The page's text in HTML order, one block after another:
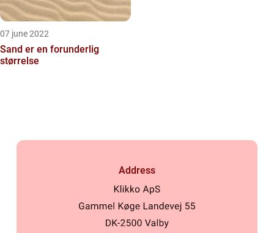
07 june 2022
Sand er en forunderlig
størrelse
Address